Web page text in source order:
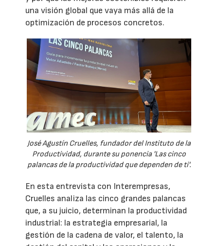
una visión global que vaya más allá de la
optimización de procesos concretos.
José Agustín Cruelles, fundador del Instituto de la
Productividad, durante su ponencia 'Las cinco
palancas de la productividad que dependen de ti'.
En esta entrevista con Interempresas,
Cruelles analiza las cinco grandes palancas
que, a su juicio, determinan la productividad
industrial: la estrategia empresarial, la
gestión de la cadena de valor, el talento, la